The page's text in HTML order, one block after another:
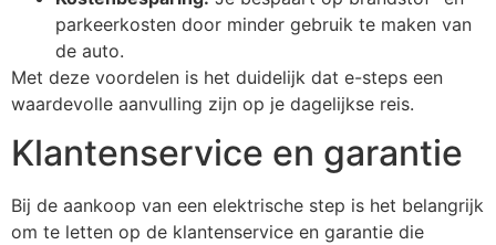
parkeerkosten door minder gebruik te maken van
de auto.
Met deze voordelen is het duidelijk dat e-steps een
waardevolle aanvulling zijn op je dagelijkse reis.
Klantenservice en garantie
Bij de aankoop van een elektrische step is het belangrijk
om te letten op de klantenservice en garantie die